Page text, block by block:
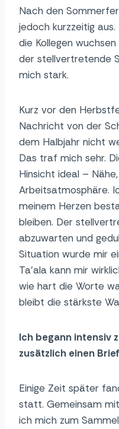
Nach den
jedoch kurzzeitig
die Kollegen
der stellvertretende
mich stark.
Kurz vor den
Nachricht von der
dem Halbjahr nicht
Das traf mich sehr.
Hinsicht ideal –
Arbeitsatmosphäre.
meinem Herzen
bleiben. Der
abzuwarten und
Situation wurde mir
Ta’ala kann mir
wie hart die Worte
bleibt die stärkste
Ich begann intensiv
zusätzlich einen
Einige Zeit später
statt. Gemeinsam
ich mich zum